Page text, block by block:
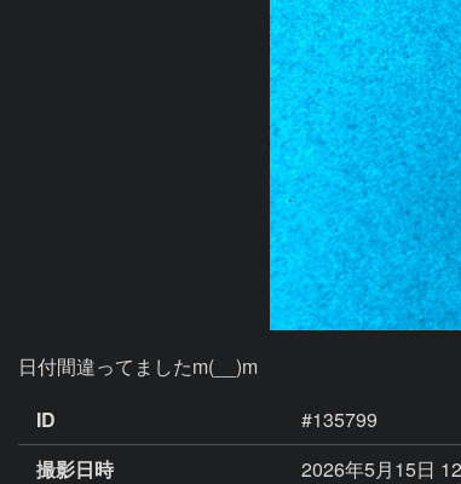
日付間違ってましたm(__)m
ID
#135799
撮影日時
2026年5月15日